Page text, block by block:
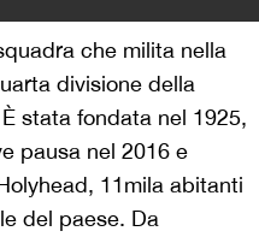
che milita nella
divisione della
stata fondata nel 1925,
pausa nel 2016 e
11mila abitanti
del paese. Da